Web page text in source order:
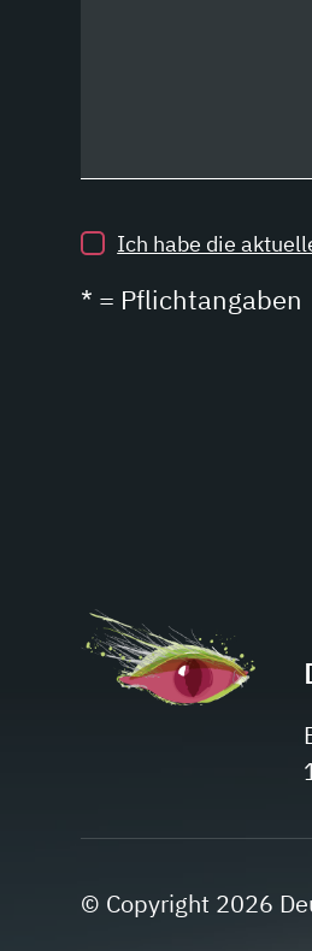
Ich habe die
* = Pflichtangaben
© Copyright 2026